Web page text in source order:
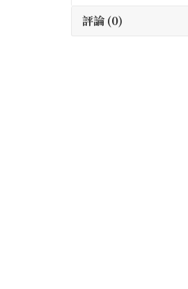
評論 (0)